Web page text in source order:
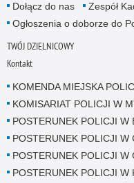
Dołącz do nas
Zespół
Ogłoszenia o doborze do
TWÓJ DZIELNICOWY
Kontakt
KOMENDA MIEJSKA
KOMISARIAT POLICJI W
POSTERUNEK POLICJI W
POSTERUNEK POLICJI W
POSTERUNEK POLICJI W
POSTERUNEK POLICJI W